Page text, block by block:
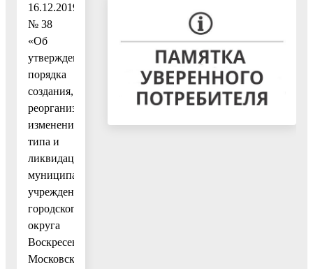
16.12.2019
№ 38
«Об
утверждении
порядка
создания,
реорганизации,
изменения
типа и
ликвидации
муниципальных
учреждений
городского
округа
Воскресенск
Московской